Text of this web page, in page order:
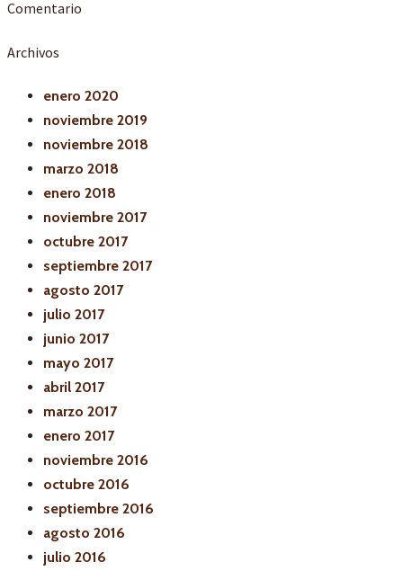
Comentario
Archivos
enero 2020
noviembre 2019
noviembre 2018
marzo 2018
enero 2018
noviembre 2017
octubre 2017
septiembre 2017
agosto 2017
julio 2017
junio 2017
mayo 2017
abril 2017
marzo 2017
enero 2017
noviembre 2016
octubre 2016
septiembre 2016
agosto 2016
julio 2016